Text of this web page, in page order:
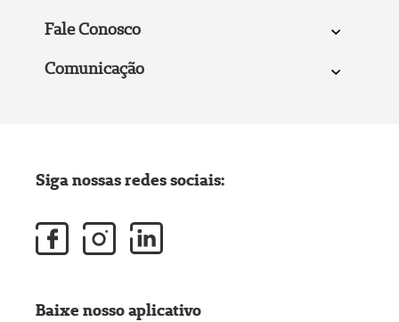
Fale Conosco
Comunicação
Siga nossas redes sociais:
Baixe nosso aplicativo